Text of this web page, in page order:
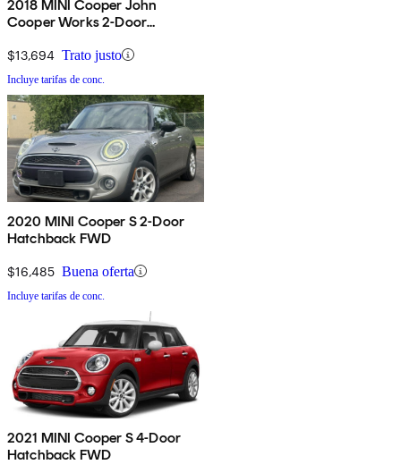
2018 MINI Cooper John
Cooper Works 2-Door
$13,694 Trato justo
Incluye tarifas de conc.
2020 MINI Cooper S 2-Door
Hatchback FWD
$16,485 Buena oferta
Incluye tarifas de conc.
2021 MINI Cooper S 4-Door
Hatchback FWD